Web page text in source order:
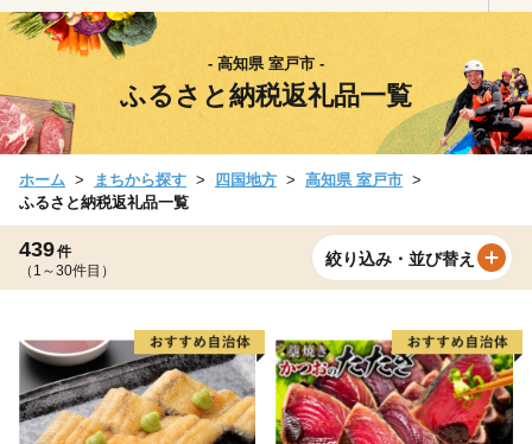
- 高知県 室戸市 -
ふるさと納税返礼品一覧
ホーム まちから探す 四国地方
高知県 室戸市
ふるさと納税返礼品一覧
439件
（1～30件目）
絞り込み・並び替え